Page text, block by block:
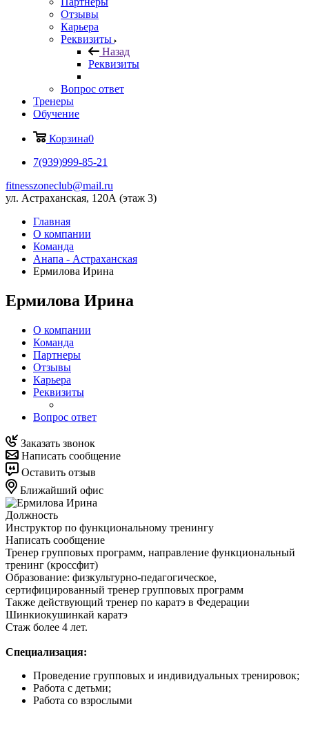
Отзывы
Карьера
Реквизиты
Назад
Реквизиты
Вопрос ответ
Тренеры
Обучение
Корзина0
7(939)999-85-21
fitnesszoneclub@mail.ru
ул. Астраханская, 120А (этаж 3)
Главная
О компании
Команда
Анапа - Астраханская
Ермилова Ирина
Ермилова Ирина
О компании
Команда
Партнеры
Отзывы
Карьера
Реквизиты
Вопрос ответ
Заказать звонок
Написать сообщение
Оставить отзыв
Ближайший офис
Должность
Инструктор по функциональному тренингу
Написать сообщение
Тренер групповых программ, направление функциональный
тренинг (кроссфит)
Образование: физкультурно-педагогическое,
сертифицированный тренер групповых программ
Также действующий тренер по каратэ в Федерации
Шинкиокушинкай каратэ
Стаж более 4 лет.
Специализация:
Проведение групповых и индивидуальных тренировок;
Работа с детьми;
Работа со взрослыми